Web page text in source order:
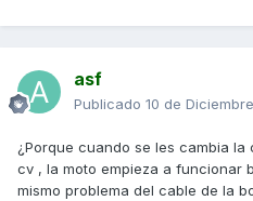
asf
Publicado 10 de
¿Porque cuando se les cambia
cv , la moto empieza a funcionar
mismo problema del cable de la